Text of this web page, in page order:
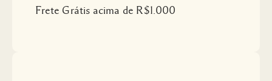
Frete Grátis acima de R$1.000